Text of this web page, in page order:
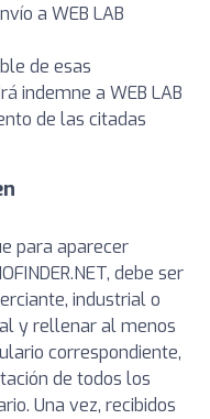
a WEB LAB
de esas
indemne a WEB LAB
de las citadas
para aparecer
debe ser
industrial o
y rellenar al menos
correspondiente,
de todos los
Una vez, recibidos